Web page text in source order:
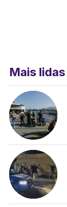
Mais lidas